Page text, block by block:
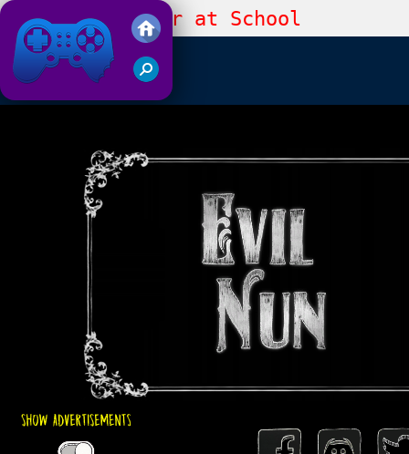
Juegos Friv 2019
Evil Nun Horror at School